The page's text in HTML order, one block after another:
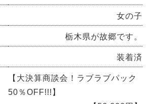
女の子
栃木県が故郷です。
装着済
【大決算商談会！ラブラブパック
50％OFF!!!】